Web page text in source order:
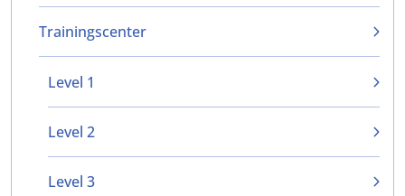
Trainingscenter
Level 1
Level 2
Level 3